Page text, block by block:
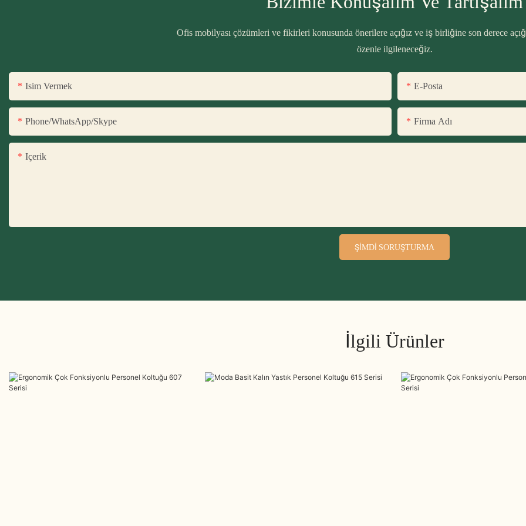
Ofis mobilyası çözümleri ve fikirleri konusunda önerilere açığız ve iş birliğine son derece
özenle ilgileneceğiz.
Isim Vermek E-Posta
Phone/WhatsApp/Skype Firma Adı
Içerik
ŞIMDI SORUŞTURMA
İlgili Ürünler